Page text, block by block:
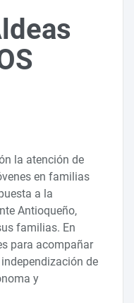
la atención de
en familias
a la
Antioqueño,
familias. En
para acompañar
de
y